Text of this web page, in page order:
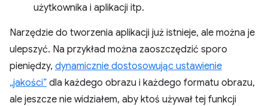
użytkownika i aplikacji itp.
Narzędzie do tworzenia aplikacji już istnieje, ale można je
ulepszyć. Na przykład można zaoszczędzić sporo
pieniędzy, dynamicznie dostosowując ustawienie
„jakości” dla każdego obrazu i każdego formatu obrazu,
ale jeszcze nie widziałem, aby ktoś używał tej funkcji